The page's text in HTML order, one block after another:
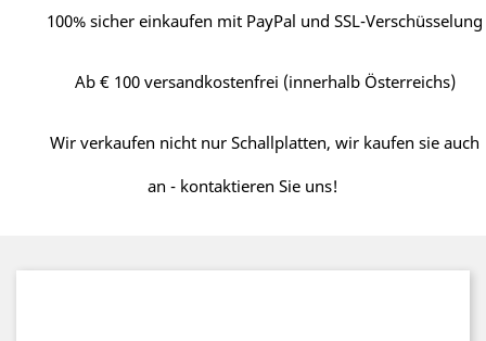
100% sicher einkaufen mit PayPal und SSL-Verschüsselung
Ab € 100 versandkostenfrei (innerhalb Österreichs)
Wir verkaufen nicht nur Schallplatten, wir kaufen sie auch
an - kontaktieren Sie uns!